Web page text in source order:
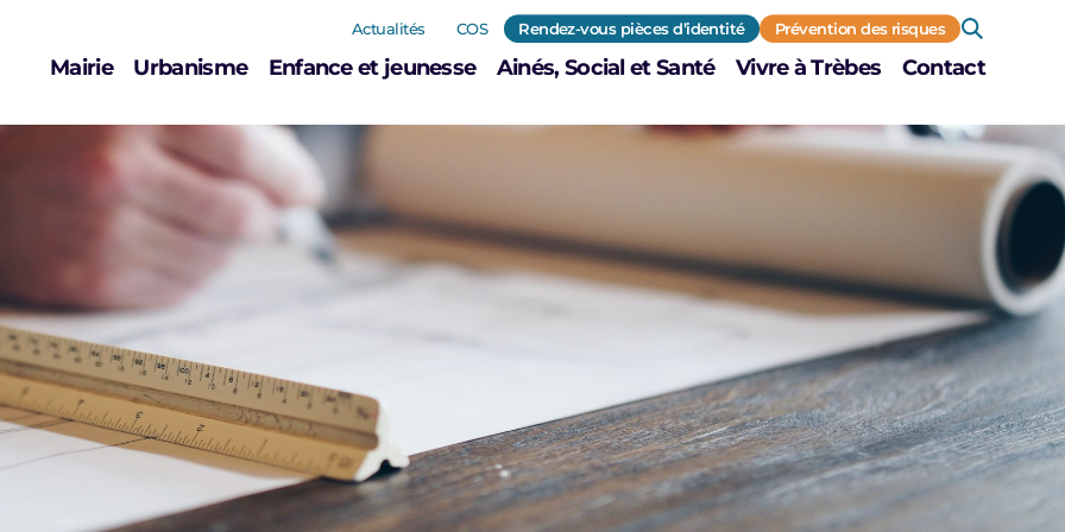
Mairie Urbanisme Enfance et jeunesse Ainés, Social et Santé Vivre à Trèbes Contact
Actualités COS Rendez-vous pièces d’identité Prévention des risques